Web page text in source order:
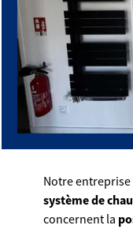
Notre
système de
concernent la